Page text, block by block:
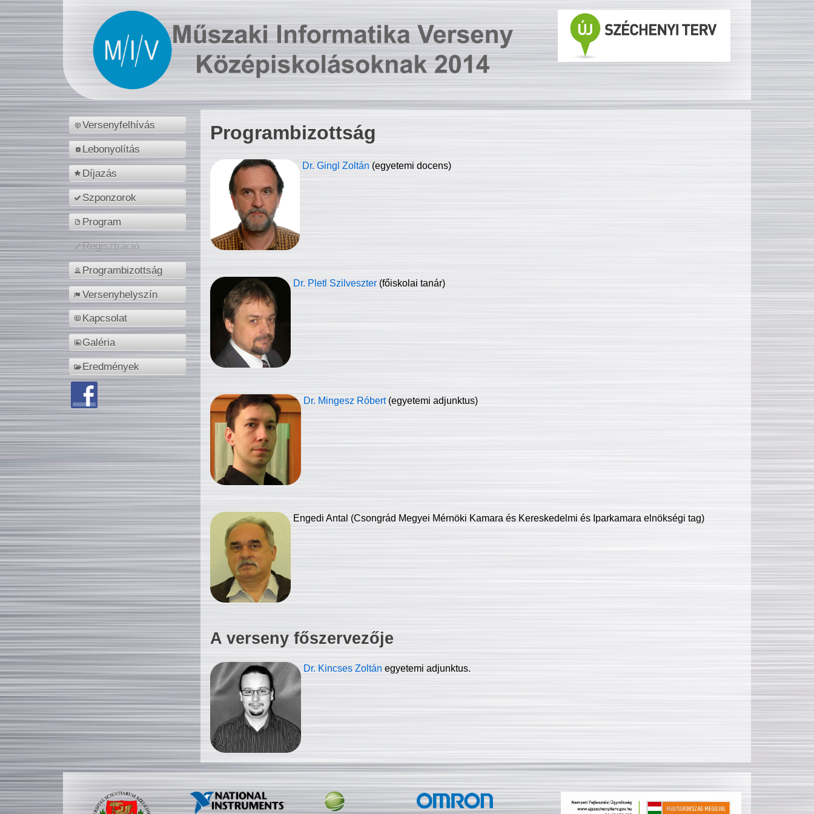
Versenyfelhívás
Lebonyolítás
Díjazás
Szponzorok
Program
Regisztráció
Programbizottság
Versenyhelyszín
Kapcsolat
Galéria
Eredmények
Programbizottság
Dr. Gingl Zoltán (egyetemi docens)
Dr. Pletl Szilveszter (főiskolai tanár)
Dr. Mingesz Róbert (egyetemi adjunktus)
Engedi Antal (Csongrád Megyei Mérnöki Kamara és Kereskedelmi és Iparkamara elnökségi tag)
A verseny főszervezője
Dr. Kincses Zoltán egyetemi adjunktus.